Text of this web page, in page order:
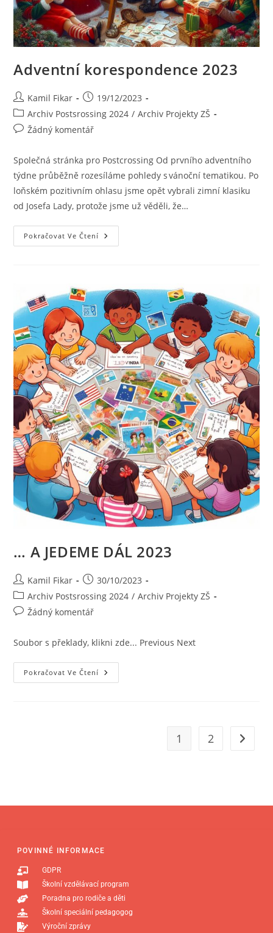
Adventní korespondence 2023
Kamil Fikar
19/12/2023
Archiv Postsrossing 2024 / Archiv Projekty ZŠ
Žádný komentář
Společná stránka pro Postcrossing Od prvního adventního
týdne průběžně rozesíláme pohledy s vánoční tematikou. Po
loňském pozitivním ohlasu jsme opět vybrali zimní klasiku
od Josefa Lady, protože jsme už věděli, že…
Pokračovat Ve Čtení
… A JEDEME DÁL 2023
Kamil Fikar
30/10/2023
Archiv Postsrossing 2024 / Archiv Projekty ZŠ
Žádný komentář
Soubor s překlady, klikni zde... Previous Next
Pokračovat Ve Čtení
1 2
POVINNÉ INFORMACE
GDPR
Školní vzdělávací program
Poradna pro rodiče a děti
Školní speciální pedagogog
Výroční zprávy